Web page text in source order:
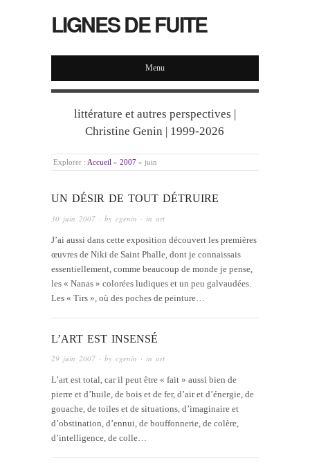
LIGNES DE FUITE
Menu
littérature et autres perspectives |
Christine Genin | 1999-2026
Explorer : Accueil » 2007 » juin
UN DÉSIR DE TOUT DÉTRUIRE
30 juin 2007 · by cgenin · in art
J’ai aussi dans cette exposition découvert les premières
œuvres de Niki de Saint Phalle, dont je connaissais
essentiellement, comme beaucoup de monde je pense,
les « Nanas » colorées ludiques et un peu galvaudées.
Les « Tirs », où des poches de peinture…
L’ART EST INSENSÉ
29 juin 2007 · by cgenin · in art
L’art est total, car il peut être « fait » aussi bien de
pierre et d’huile, de bois et de fer, d’air et d’énergie, de
gouache, de toiles et de situations, d’imaginaire et
d’obstination, d’ennui, de bouffonnerie, de colère,
d’intelligence, de colle…